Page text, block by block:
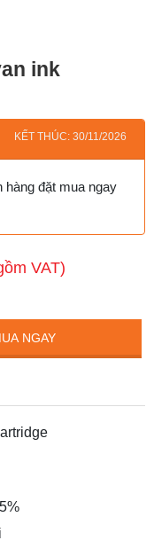
ink
KẾT THÚC: 30/11/2026
hàng đặt mua ngay
VAT)
NGAY